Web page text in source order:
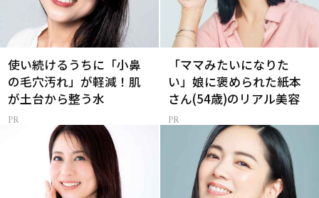
使い続けるうちに「小鼻
の毛穴汚れ」が軽減！肌
が土台から整う水
「ママみたいになりた
い」娘に褒められた紙本
さん(54歳)のリアル美容